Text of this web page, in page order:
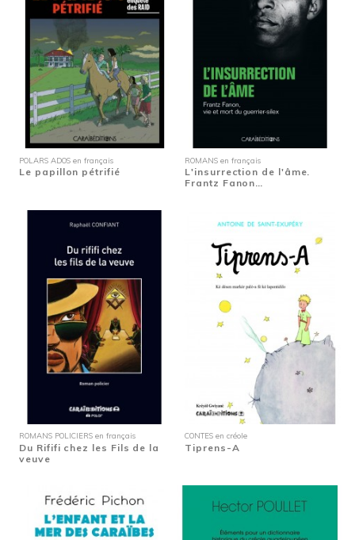
POLARS ADOS en français
Le papillon pétrifié
ROMANS en français
L'insurrection de l'âme.
Frantz Fanon…
ROMANS POLICIERS en français
Du Rififi chez les Fils de la
veuve
CONTES en créole
Tiprens-A